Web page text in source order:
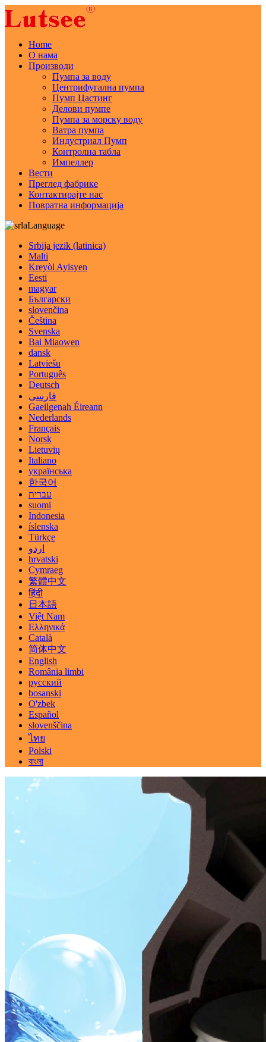
Home
О нама
Производи
Пумпа за воду
Центрифугална пумпа
Пумп Цастинг
Делови пумпе
Пумпа за морску воду
Ватра пумпа
Индустриал Пумп
Контролна табла
Импеллер
Вести
Преглед фабрике
Контактирајте нас
Повратна информација
Language
Srbija jezik (latinica)
Malti
Kreyòl Ayisyen
Eesti
magyar
Български
slovenčina
Čeština
Svenska
Bai Miaowen
dansk
Latviešu
Português
Deutsch
فارسی
Gaeilgenah Éireann
Nederlands
Français
Norsk
Lietuvių
Italiano
українська
한국어
עברית
suomi
Indonesia
íslenska
Türkçe
اردو
hrvatski
Cymraeg
繁體中文
हिंदी
日本語
Việt Nam
Ελληνικά
Català
简体中文
English
România limbi
русский
bosanski
O'zbek
Español
slovenščina
ไทย
Polski
বাংলা